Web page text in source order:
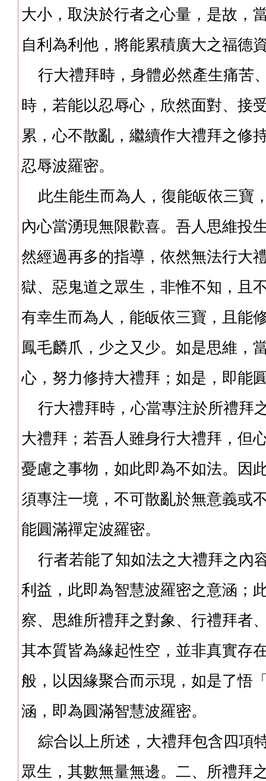
大小，取決於行者之心量，是故，
自利為利他，將能累積廣大之福德
行大禮拜時，身體必然產生痛苦
時，若能以忍辱心，欣然面對、接
累，心不散亂，繼續作大禮拜之修
忍辱波羅密。
此生能生而為人，復能皈依三寶
內心當湧現無限歡喜。吾人思維投
然經過再多的指導，依然無法行大
獄、惡鬼道之眾生，非惟不知，且
有幸生而為人，能皈依三寶，且能
鳳毛麟爪，少之又少。如是思維，
心，努力修持大禮拜；如是，即能
行大禮拜時，心當專注於所禮拜
大禮拜；若吾人雖身行大禮拜，但
憂慮之事物，如此即為不如法。因
須專注一境，不可散亂於無意義或
能圓滿禪定波羅密。
行者若能了知如法之大禮拜之內
利益，此即為智慧波羅密之意涵；
察、思維所禮拜之對象、行禮拜者
其本質皆為緣起性空，並非真實存
般，以因緣聚合而示現，如是了悟
涵，即為圓滿智慧波羅密。
綜合以上所述，大禮拜包含四項
眾生，其數無量無邊。二、所禮拜